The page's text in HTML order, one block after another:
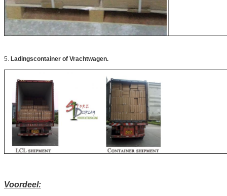
Laat een bericht
5. Ladingscontainer of Vrachtwagen.
Voordeel: